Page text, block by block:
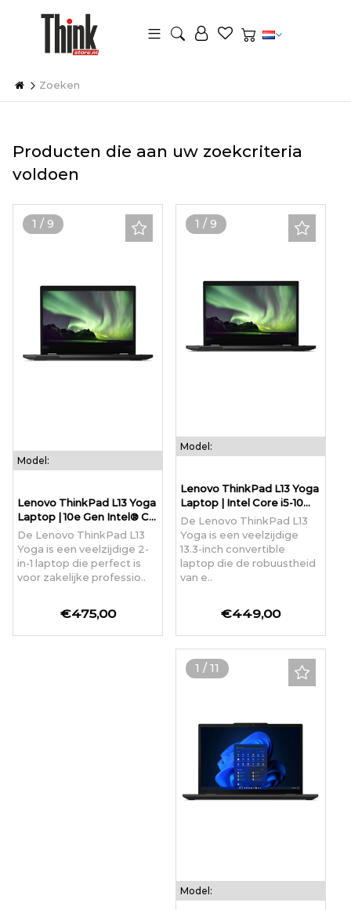
Zoeken
Producten die aan uw zoekcriteria
voldoen
1 / 9
Model:
Lenovo ThinkPad L13 Yoga
Laptop | 10e Gen Intel® C...
De Lenovo ThinkPad L13
Yoga is een veelzijdige 2-
in-1 laptop die perfect is
voor zakelijke professio..
€475,00
1 / 9
Model:
Lenovo ThinkPad L13 Yoga
Laptop | Intel Core i5-10...
De Lenovo ThinkPad L13
Yoga is een veelzijdige
13.3-inch convertible
laptop die de robuustheid
van e..
€449,00
1 / 11
Model: